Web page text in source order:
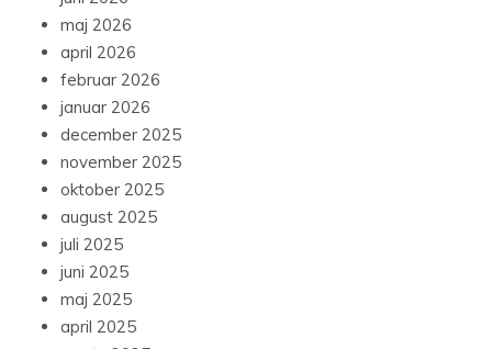
maj 2026
april 2026
februar 2026
januar 2026
december 2025
november 2025
oktober 2025
august 2025
juli 2025
juni 2025
maj 2025
april 2025